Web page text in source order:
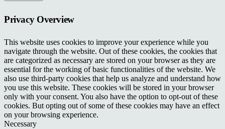
Privacy Overview
This website uses cookies to improve your experience while you
navigate through the website. Out of these cookies, the cookies that
are categorized as necessary are stored on your browser as they are
essential for the working of basic functionalities of the website. We
also use third-party cookies that help us analyze and understand how
you use this website. These cookies will be stored in your browser
only with your consent. You also have the option to opt-out of these
cookies. But opting out of some of these cookies may have an effect
on your browsing experience.
Necessary